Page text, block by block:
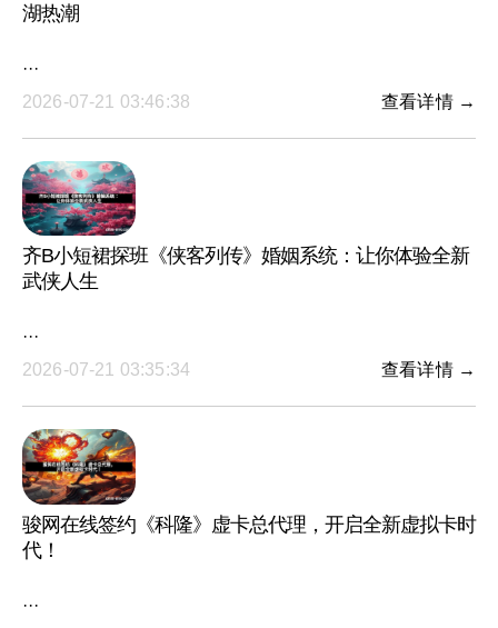
湖热潮
···
2026-07-21 03:46:38
查看详情 →
齐B小短裙探班《侠客列传》婚姻系统：让你体验全新
武侠人生
···
2026-07-21 03:35:34
查看详情 →
骏网在线签约《科隆》虚卡总代理，开启全新虚拟卡时
代！
···